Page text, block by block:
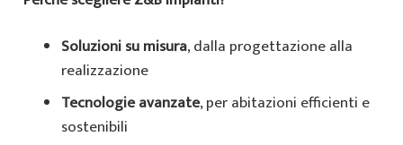
Soluzioni su misura, dalla progettazione alla
realizzazione
Tecnologie avanzate, per abitazioni efficienti e
sostenibili